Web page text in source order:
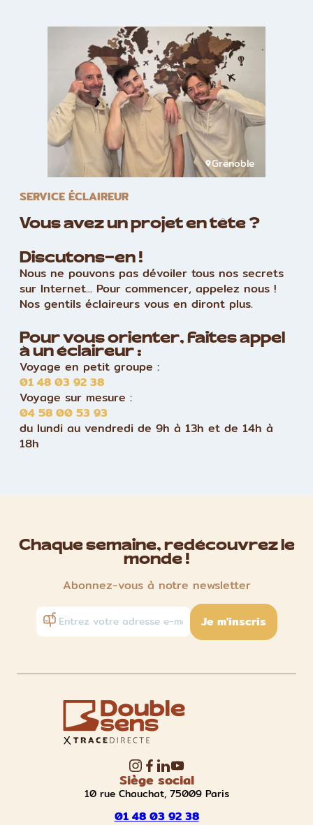
Grenoble
SERVICE ÉCLAIREUR
Vous avez un projet en tête ?
Discutons-en !
Nous ne pouvons pas dévoiler tous nos secrets
sur Internet... Pour commencer, appelez nous !
Nos gentils éclaireurs vous en diront plus.
Pour vous orienter, faites appel
à un éclaireur :
Voyage en petit groupe :
01 48 03 92 38
Voyage sur mesure :
04 58 00 53 93
du lundi au vendredi de 9h à 13h et de 14h à
18h
Chaque semaine, redécouvrez le
monde !
Abonnez-vous à notre newsletter
Je m'inscris
Siège social
10 rue Chauchat, 75009 Paris
01 48 03 92 38